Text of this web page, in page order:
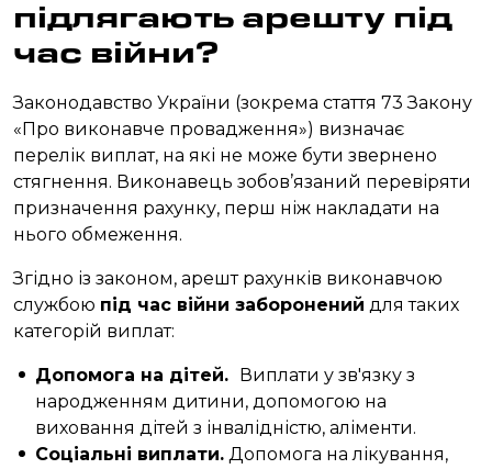
підлягають арешту під
час війни?
Законодавство України (зокрема стаття 73 Закону
«Про виконавче провадження») визначає
перелік виплат, на які не може бути звернено
стягнення. Виконавець зобов’язаний перевіряти
призначення рахунку, перш ніж накладати на
нього обмеження.
Згідно із законом, арешт рахунків виконавчою
службою під час війни заборонений для таких
категорій виплат:
Допомога на дітей. Виплати у зв'язку з
народженням дитини, допомогою на
виховання дітей з інвалідністю, аліменти.
Соціальні виплати. Допомога на лікування,